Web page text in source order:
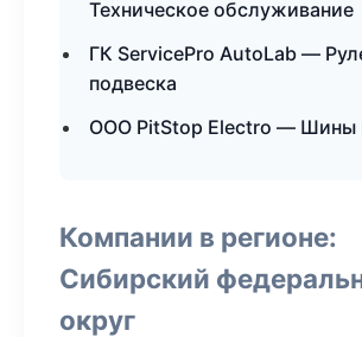
Техническое обслуживание
ГК ServicePro AutoLab —
подвеска
ООО PitStop Electro — Шины
Компании в регионе:
Сибирский
округ